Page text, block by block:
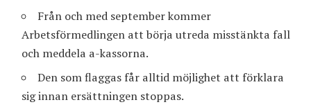
Från och med september kommer
Arbetsförmedlingen att börja utreda misstänkta fall
och meddela a-kassorna.
Den som flaggas får alltid möjlighet att förklara
sig innan ersättningen stoppas.